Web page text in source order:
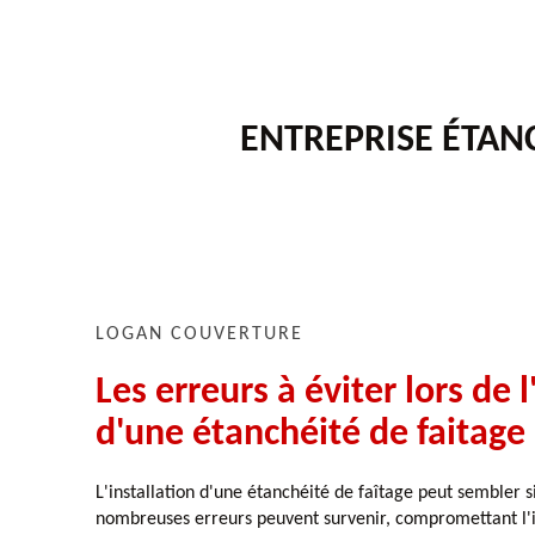
ENTREPRISE
LOGAN COUVERTURE
Les erreurs à éviter lors de
d'une étanchéité de faitage
L'installation d'une étanchéité de faîtage peut sembler
nombreuses erreurs peuvent survenir, compromettant